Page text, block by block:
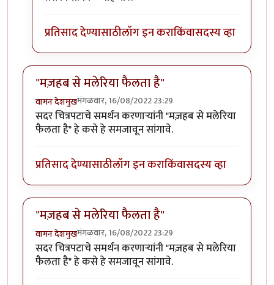
प्रतिसाद देण्यासाठीलॉग इन कराकिंवासदस्य व्हा
"मज़हब से मलेरिया फैलता है"
वामन देशमुखमंगळवार, 16/08/2022 23:29
सदर चित्रपटाचे समर्थन करणाऱ्यांनी "मज़हब से मलेरिया
फैलता है" हे कसे हे समजावून सांगावे.
प्रतिसाद देण्यासाठीलॉग इन कराकिंवासदस्य व्हा
"मज़हब से मलेरिया फैलता है"
वामन देशमुखमंगळवार, 16/08/2022 23:29
सदर चित्रपटाचे समर्थन करणाऱ्यांनी "मज़हब से मलेरिया
फैलता है" हे कसे हे समजावून सांगावे.